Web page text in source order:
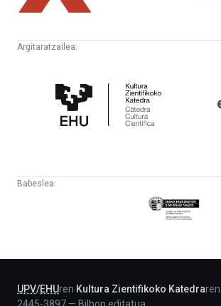
Argitaratzailea:
Zientifikoko
Katedra
Babeslea:
Eusko
Jaurlaritza
UPV/EHUren Kultura Zientifikoko Katedra